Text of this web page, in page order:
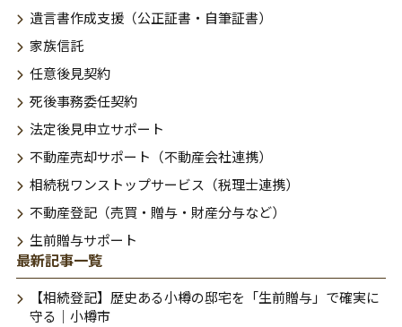
遺言書作成支援（公正証書・自筆証書）
家族信託
任意後見契約
死後事務委任契約
法定後見申立サポート
不動産売却サポート（不動産会社連携）
相続税ワンストップサービス（税理士連携）
不動産登記（売買・贈与・財産分与など）
生前贈与サポート
最新記事一覧
【相続登記】歴史ある小樽の邸宅を「生前贈与」で確実に
守る｜小樽市